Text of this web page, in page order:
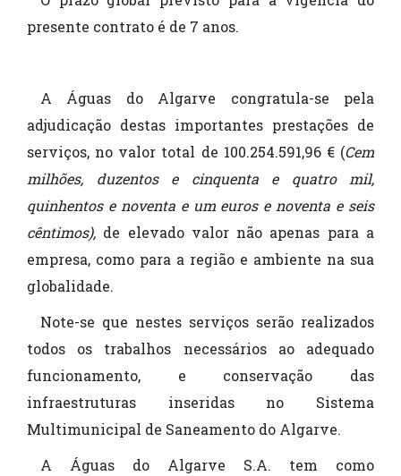
presente contrato é de 7 anos.
A Águas do Algarve congratula-se pela
adjudicação destas importantes prestações de
serviços, no valor total de 100.254.591,96 € (Cem
milhões, duzentos e cinquenta e quatro mil,
quinhentos e noventa e um euros e noventa e seis
cêntimos), de elevado valor não apenas para a
empresa, como para a região e ambiente na sua
globalidade.
Note-se que nestes serviços serão realizados
todos os trabalhos necessários ao adequado
funcionamento, e conservação das
infraestruturas inseridas no Sistema
Multimunicipal de Saneamento do Algarve.
A Águas do Algarve S.A. tem como